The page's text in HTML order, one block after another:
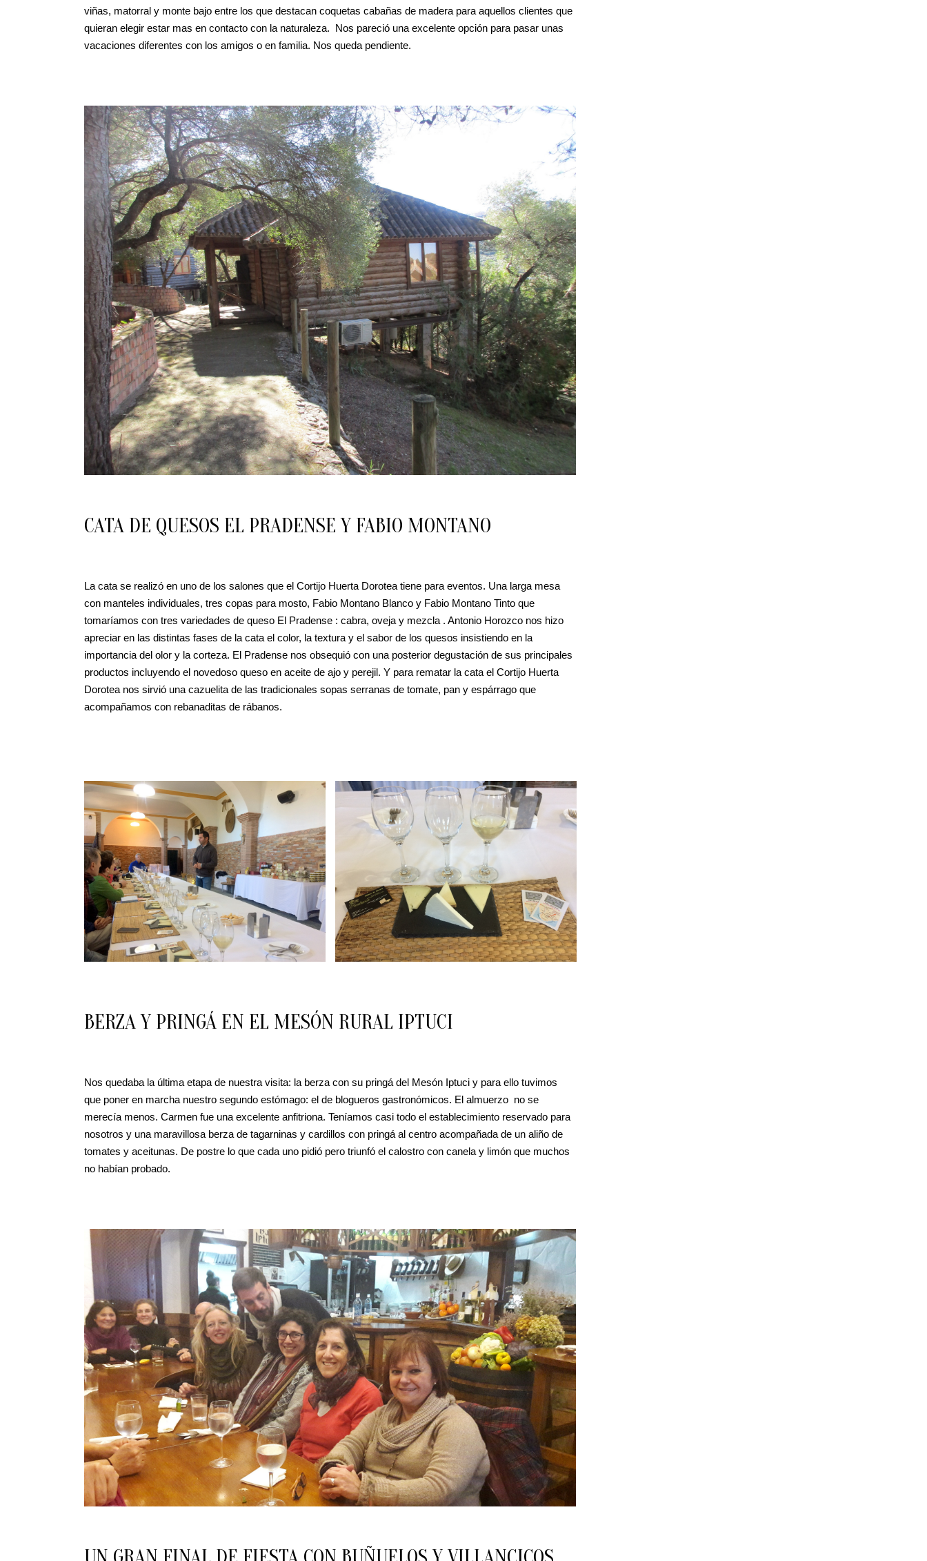
viñas, matorral y monte bajo entre los que destacan coquetas cabañas de madera para aquellos clientes que
quieran elegir estar mas en contacto con la naturaleza. Nos pareció una excelente opción para pasar unas
vacaciones diferentes con los amigos o en familia. Nos queda pendiente.
CATA DE QUESOS EL PRADENSE Y FABIO MONTANO
La cata se realizó en uno de los salones que el Cortijo Huerta Dorotea tiene para eventos. Una larga mesa
con manteles individuales, tres copas para mosto, Fabio Montano Blanco y Fabio Montano Tinto que
tomaríamos con tres variedades de queso El Pradense : cabra, oveja y mezcla . Antonio Horozco nos hizo
apreciar en las distintas fases de la cata el color, la textura y el sabor de los quesos insistiendo en la
importancia del olor y la corteza. El Pradense nos obsequió con una posterior degustación de sus principales
productos incluyendo el novedoso queso en aceite de ajo y perejil. Y para rematar la cata el Cortijo Huerta
Dorotea nos sirvió una cazuelita de las tradicionales sopas serranas de tomate, pan y espárrago que
acompañamos con rebanaditas de rábanos.
BERZA Y PRINGÁ EN EL MESÓN RURAL IPTUCI
Nos quedaba la última etapa de nuestra visita: la berza con su pringá del Mesón Iptuci y para ello tuvimos
que poner en marcha nuestro segundo estómago: el de blogueros gastronómicos. El almuerzo no se
merecía menos. Carmen fue una excelente anfitriona. Teníamos casi todo el establecimiento reservado para
nosotros y una maravillosa berza de tagarninas y cardillos con pringá al centro acompañada de un aliño de
tomates y aceitunas. De postre lo que cada uno pidió pero triunfó el calostro con canela y limón que muchos
no habían probado.